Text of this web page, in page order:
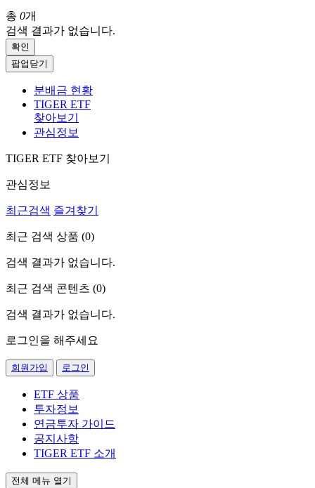
총 0개
검색 결과가 없습니다.
확인
팝업닫기
분배금 현황
TIGER ETF
찾아보기
관심정보
TIGER ETF 찾아보기
관심정보
최근검색 즐겨찾기
최근 검색 상품 (0)
검색 결과가 없습니다.
최근 검색 콘텐츠 (0)
검색 결과가 없습니다.
로그인을 해주세요
회원가입 로그인
ETF 상품
투자정보
연금투자 가이드
공지사항
TIGER ETF 소개
전체 메뉴 열기